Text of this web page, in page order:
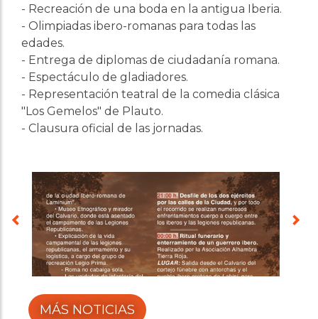
- Recreación de una boda en la antigua Iberia.
- Olimpiadas ibero-romanas para todas las
edades.
- Entrega de diplomas de ciudadanía romana.
- Espectáculo de gladiadores.
- Representación teatral de la comedia clásica
"Los Gemelos" de Plauto.
- Clausura oficial de las jornadas.
MÁS NOTICIAS